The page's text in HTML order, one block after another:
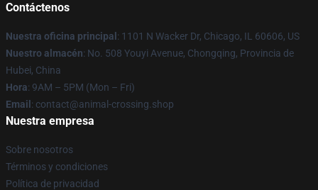
Contáctenos
Nuestra oficina principal : 1101 N Wacker Dr, Chicago, IL 60606, US
Nuestro almacén: No. 508 Youyi Avenue, Chongqing, Provincia de
Hubei, China
Hora: 9AM – 5PM (Mon – Fri)
Email : contact@animal-crossing.shop
Nuestra empresa
Sobre nosotros
Términos y condiciones
Política de privacidad